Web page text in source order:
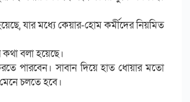
যার মধ্যে কেয়ার-হোম কর্মীদের নিয়মিত
বলা হয়েছে।
পারবেন। সাবান দিয়ে হাত ধোয়ার মতো
চলতে হবে।